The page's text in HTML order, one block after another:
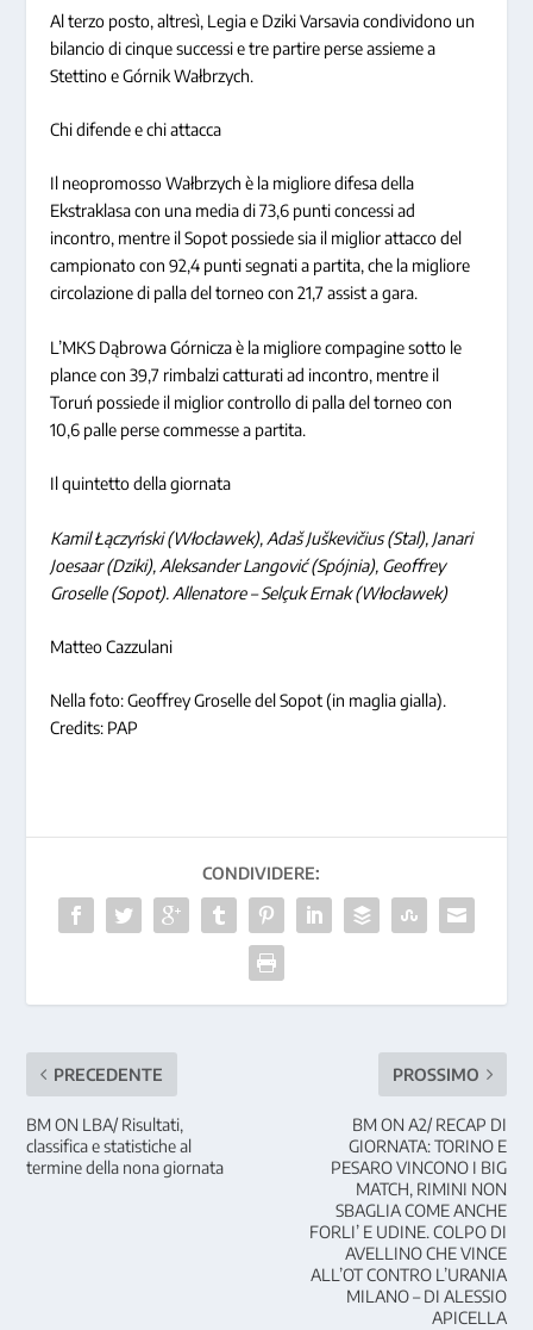
Al terzo posto, altresì, Legia e Dziki Varsavia condividono un
bilancio di cinque successi e tre partire perse assieme a
Stettino e Górnik Wałbrzych.
Chi difende e chi attacca
Il neopromosso Wałbrzych è la migliore difesa della
Ekstraklasa con una media di 73,6 punti concessi ad
incontro, mentre il Sopot possiede sia il miglior attacco del
campionato con 92,4 punti segnati a partita, che la migliore
circolazione di palla del torneo con 21,7 assist a gara.
L’MKS Dąbrowa Górnicza è la migliore compagine sotto le
plance con 39,7 rimbalzi catturati ad incontro, mentre il
Toruń possiede il miglior controllo di palla del torneo con
10,6 palle perse commesse a partita.
Il quintetto della giornata
Kamil Łączyński (Włocławek), Adaš Juškevičius (Stal), Janari
Joesaar (Dziki), Aleksander Langović (Spójnia), Geoffrey
Groselle (Sopot). Allenatore – Selçuk Ernak (Włocławek)
Matteo Cazzulani
Nella foto: Geoffrey Groselle del Sopot (in maglia gialla).
Credits: PAP
CONDIVIDERE:
PRECEDENTE
BM ON LBA/ Risultati,
classifica e statistiche al
termine della nona giornata
PROSSIMO
BM ON A2/ RECAP DI
GIORNATA: TORINO E
PESARO VINCONO I BIG
MATCH, RIMINI NON
SBAGLIA COME ANCHE
FORLI’ E UDINE. COLPO DI
AVELLINO CHE VINCE
ALL’OT CONTRO L’URANIA
MILANO – DI ALESSIO
APICELLA